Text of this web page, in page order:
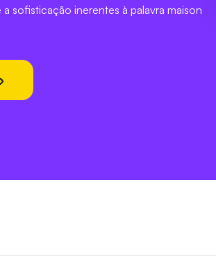
sofisticação inerentes à palavra maison